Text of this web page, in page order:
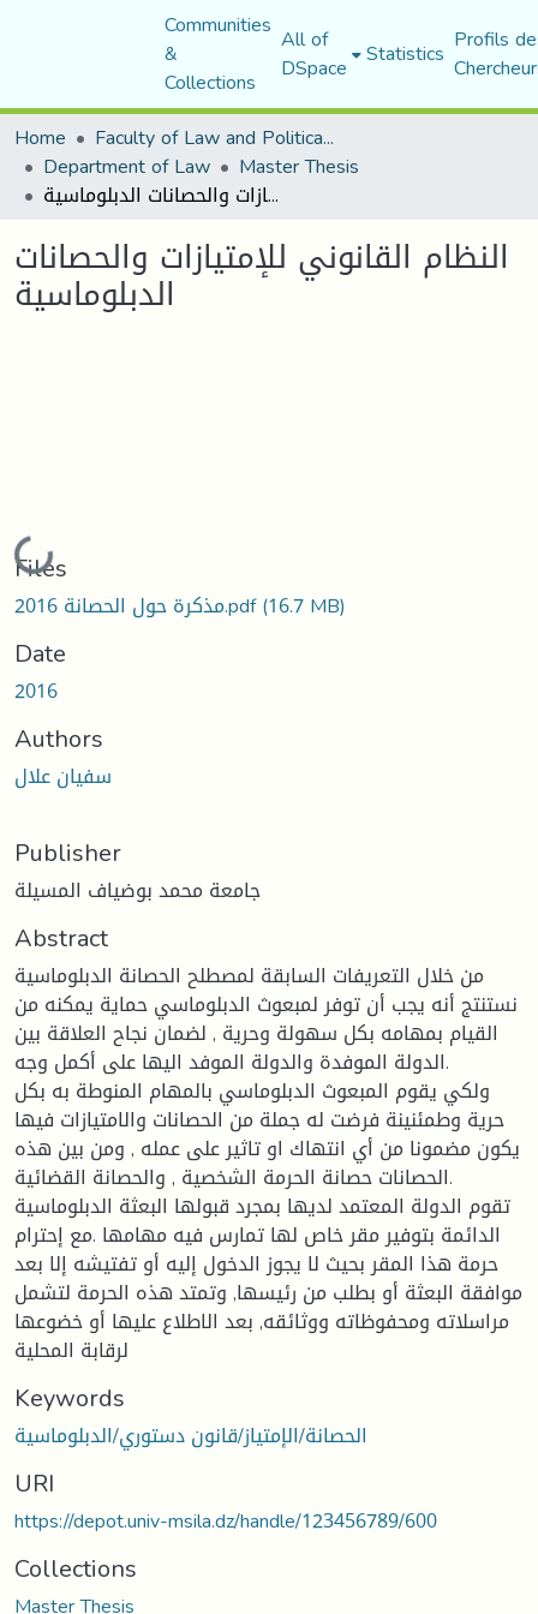
Communities
&
Collections
All of
DSpace Statistics Profils
Home
Faculty of Law and Political Science
Department of Law Master Thesis
النظام القانوني للإمتيازات والحصانات الدبلوماسية
النظام القانوني للإمتيازات والحصانات
الدبلوماسية
Loading...
Files
مذكرة حول الحصانة 2016.pdf(16.7 MB)
Date
2016
Authors
سفيان علال
Publisher
جامعة محمد بوضياف المسيلة
Abstract
من خلال التعريفات السابقة لمصطلح الحصانة الدبلوماسية
نستنتج أنه يجب أن توفر لمبعوث الدبلوماسي حماية يمكنه من
القيام بمهامه بكل سهولة وحرية , لضمان نجاح العلاقة بين
الدولة الموفدة والدولة الموفد اليها على أكمل وجه.
ولكي يقوم المبعوث الدبلوماسي بالمهام المنوطة به بكل
حرية وطمئنينة فرضت له جملة من الحصانات والامتيازات فيها
يكون مضمونا من أي انتهاك او تاثير على عمله , ومن بين هذه
الحصانات حصانة الحرمة الشخصية , والحصانة القضائية.
تقوم الدولة المعتمد لديها بمجرد قبولها البعثة الدبلوماسية
الدائمة بتوفير مقر خاص لها تمارس فيه مهامها .مع إحترام
حرمة هذا المقر بحيث لا يجوز الدخول إليه أو تفتيشه إلا بعد
موافقة البعثة أو بطلب من رئيسها, وتمتد هذه الحرمة لتشمل
مراسلاته ومحفوظاته ووثائقه, بعد الاطلاع عليها أو خضوعها
لرقابة المحلية
Keywords
الحصانة/الإمتياز/قانون دستوري/الدبلوماسية
URI
https://depot.univ-msila.dz/handle/123456789/600
Collections
Master Thesis